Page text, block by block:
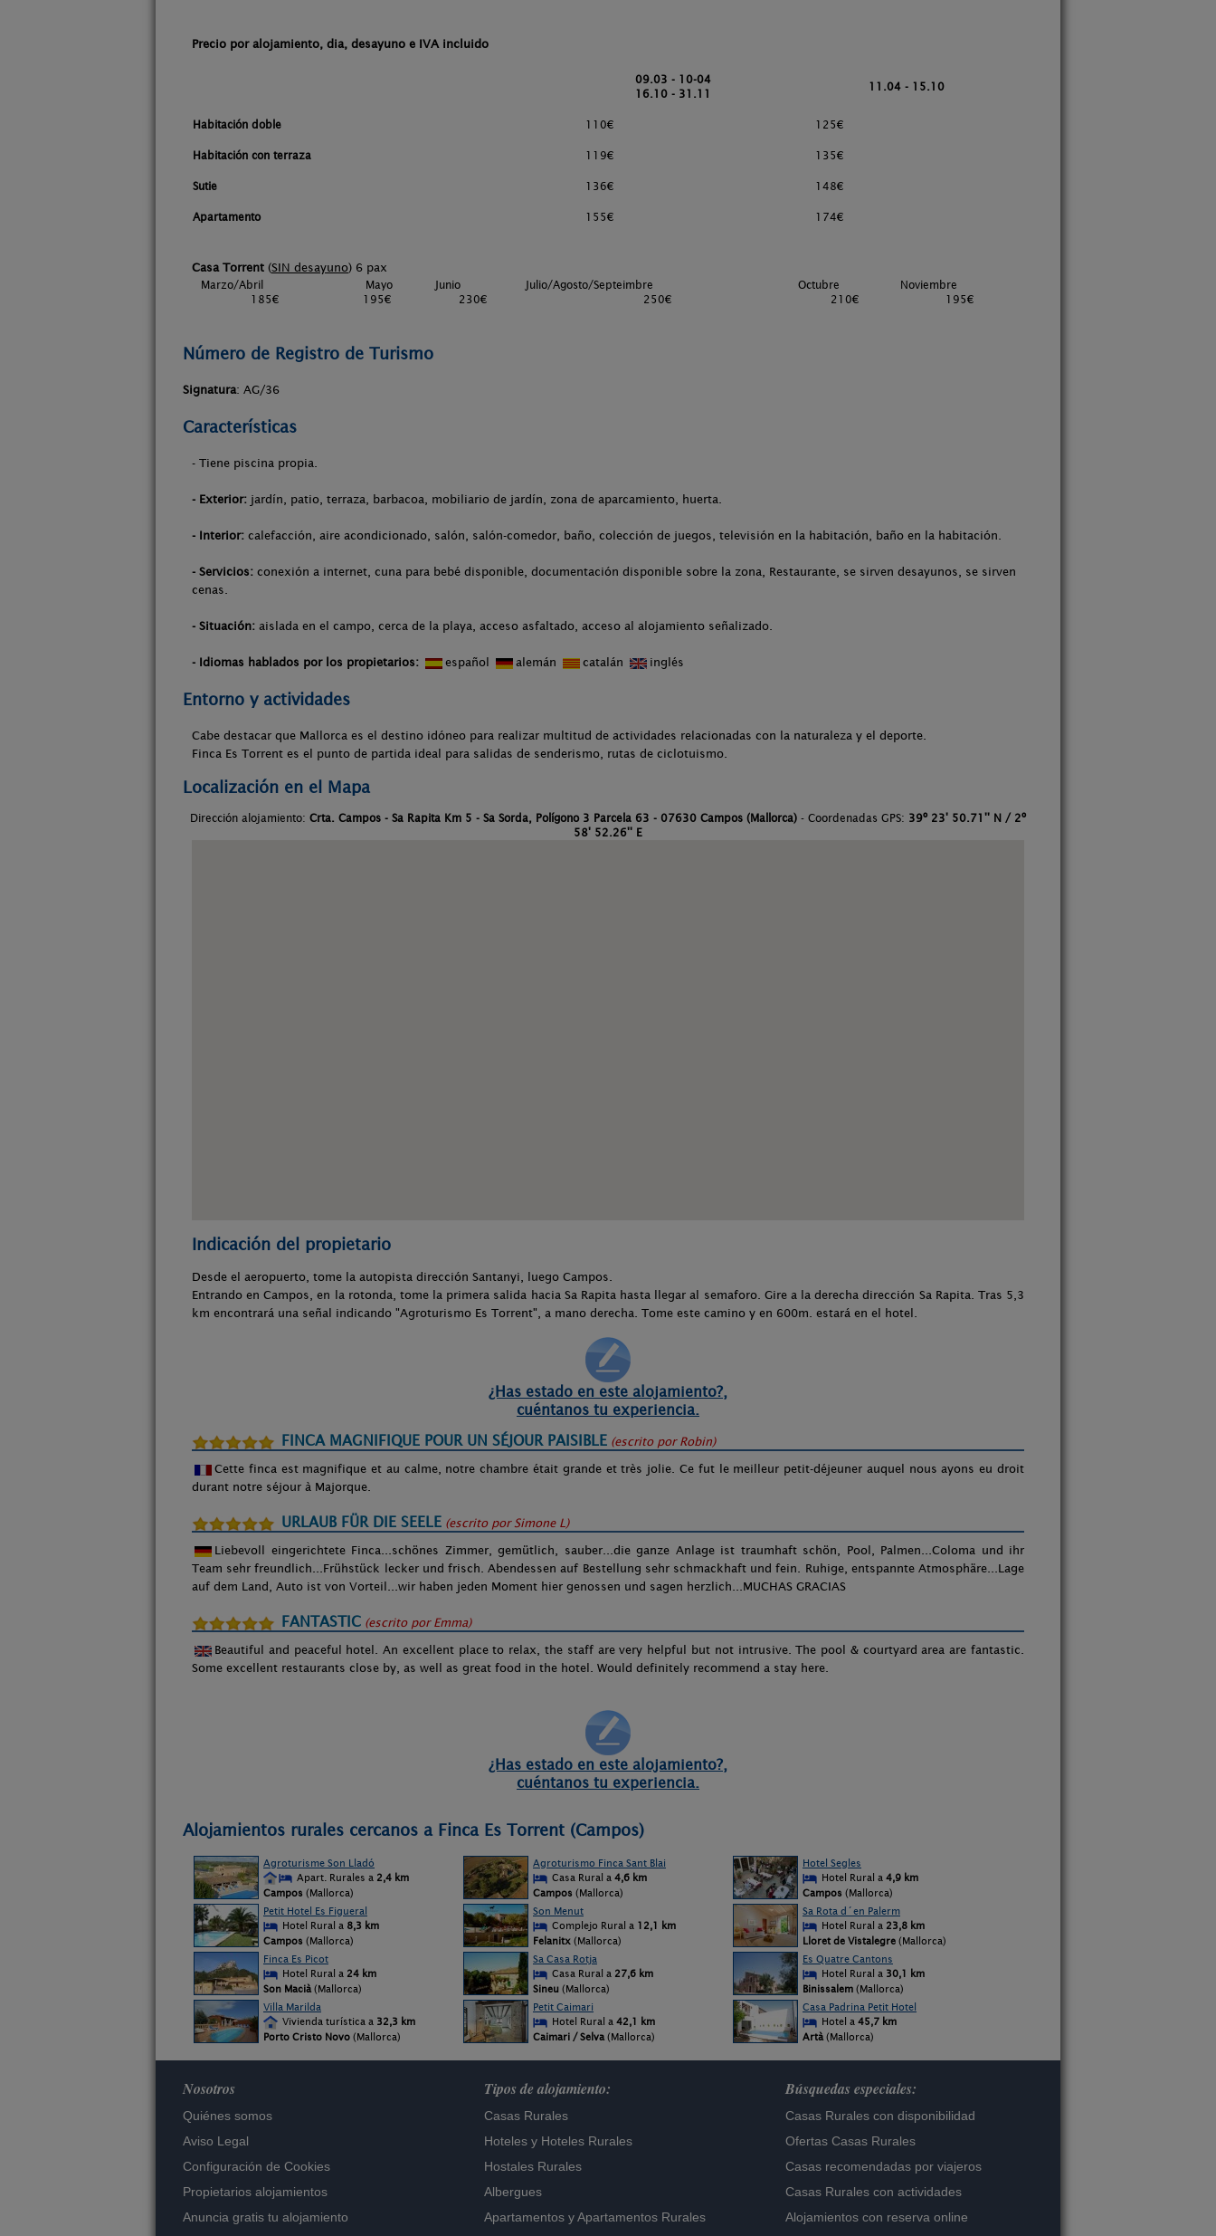
Precio por alojamiento, dia, desayuno e IVA incluido
09.03 - 10-04
16.10 - 31.11
11.04 - 15.10
Habitación doble 110€ 125€
Habitación con terraza 119€ 135€
Sutie 136€ 148€
Apartamento 155€ 174€
Casa Torrent (SIN desayuno) 6 pax
Marzo/Abril
185€
Mayo
195€
Junio
230€
Julio/Agosto/Septeimbre
250€
Octubre
210€
Noviembre
195€
Número de Registro de Turismo
Signatura: AG/36
Características
- Tiene piscina propia.
- Exterior: jardín, patio, terraza, barbacoa, mobiliario de jardín, zona de aparcamiento, huerta.
- Interior: calefacción, aire acondicionado, salón, salón-comedor, baño, colección de juegos, televisión en la habitación, baño en la habitación.
- Servicios: conexión a internet, cuna para bebé disponible, documentación disponible sobre la zona, Restaurante, se sirven desayunos, se sirven
cenas.
- Situación: aislada en el campo, cerca de la playa, acceso asfaltado, acceso al alojamiento señalizado.
- Idiomas hablados por los propietarios: español alemán catalán inglés
Entorno y actividades
Cabe destacar que Mallorca es el destino idóneo para realizar multitud de actividades relacionadas con la naturaleza y el deporte.
Finca Es Torrent es el punto de partida ideal para salidas de senderismo, rutas de ciclotuismo.
Localización en el Mapa
Dirección alojamiento: Crta. Campos - Sa Rapita Km 5 - Sa Sorda, Polígono 3 Parcela 63 - 07630 Campos (Mallorca) - Coordenadas GPS: 39º 23' 50.71'' N / 2º
58' 52.26'' E
Indicación del propietario
Desde el aeropuerto, tome la autopista dirección Santanyi, luego Campos.
Entrando en Campos, en la rotonda, tome la primera salida hacia Sa Rapita hasta llegar al semaforo. Gire a la derecha dirección Sa Rapita. Tras 5,3
km encontrará una señal indicando "Agroturismo Es Torrent", a mano derecha. Tome este camino y en 600m. estará en el hotel.
¿Has estado en este alojamiento?,
cuéntanos tu experiencia.
FINCA MAGNIFIQUE POUR UN SÉJOUR PAISIBLE (escrito por Robin)
Cette finca est magnifique et au calme, notre chambre était grande et très jolie. Ce fut le meilleur petit-déjeuner auquel nous ayons eu droit
durant notre séjour à Majorque.
URLAUB FÜR DIE SEELE (escrito porSimone L)
Liebevoll eingerichtete Finca...schönes Zimmer, gemütlich, sauber...die ganze Anlage ist traumhaft schön, Pool, Palmen...Coloma und ihr
Team sehr freundlich...Frühstück lecker und frisch. Abendessen auf Bestellung sehr schmackhaft und fein. Ruhige, entspannte Atmosphäre...Lage
auf dem Land, Auto ist von Vorteil...wir haben jeden Moment hier genossen und sagen herzlich...MUCHAS GRACIAS
FANTASTIC (escrito por Emma)
Beautiful and peaceful hotel. An excellent place to relax, the staff are very helpful but not intrusive. The pool & courtyard area are fantastic.
Some excellent restaurants close by, as well as great food in the hotel. Would definitely recommend a stay here.
¿Has estado en este alojamiento?,
cuéntanos tu experiencia.
Alojamientos rurales cercanos a Finca Es Torrent (Campos)
Agroturisme Son Lladó
Apart. Rurales a 2,4 km
Campos (Mallorca)
Agroturismo Finca Sant Blai
Casa Rural a 4,6 km
Campos (Mallorca)
Hotel Segles
Hotel Rural a 4,9 km
Campos (Mallorca)
Petit Hotel Es Figueral
Hotel Rural a 8,3 km
Campos (Mallorca)
Son Menut
Complejo Rural a 12,1 km
Felanitx (Mallorca)
Sa Rota d´en Palerm
Hotel Rural a 23,8 km
Lloret de Vistalegre (Mallorca)
Finca Es Picot
Hotel Rural a 24 km
Son Macià (Mallorca)
Sa Casa Rotja
Casa Rural a 27,6 km
Sineu (Mallorca)
Es Quatre Cantons
Hotel Rural a 30,1 km
Binissalem (Mallorca)
Villa Marilda
Vivienda turística a 32,3 km
Porto Cristo Novo (Mallorca)
Petit Caimari
Hotel Rural a 42,1 km
Caimari / Selva (Mallorca)
Casa Padrina Petit Hotel
Hotel a 45,7 km
Artà (Mallorca)
Nosotros
Quiénes somos
Aviso Legal
Configuración de Cookies
Propietarios alojamientos
Anuncia gratis tu alojamiento
Tipos de alojamiento:
Casas Rurales
Hoteles y Hoteles Rurales
Hostales Rurales
Albergues
Apartamentos yApartamentos Rurales
Búsquedas especiales:
Casas Rurales con disponibilidad
Ofertas Casas Rurales
Casas recomendadas por viajeros
Casas Rurales con actividades
Alojamientos con reserva online